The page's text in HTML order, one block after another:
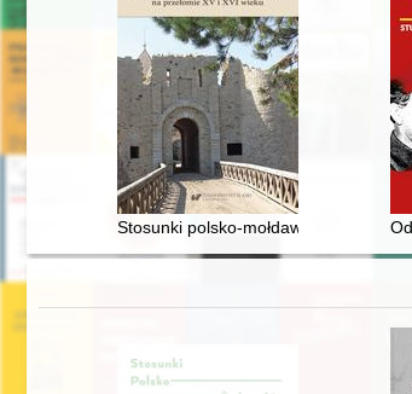
Stosunki polsko-mołdawskie w